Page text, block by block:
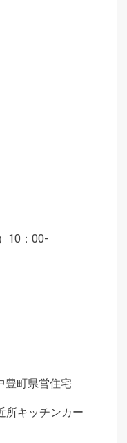
10：00-
町県営住宅
キッチンカー